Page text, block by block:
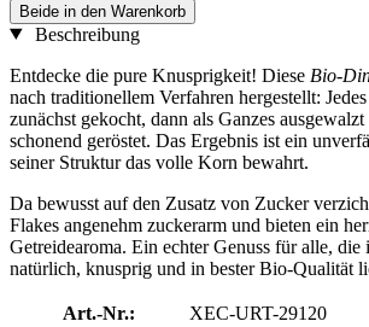
Beide in den Warenkorb
Beschreibung
Entdecke die pure Knusprigkeit! Diese Bio-
nach traditionellem Verfahren hergestellt:
zunächst gekocht, dann als Ganzes
schonend geröstet. Das Ergebnis ist ein
seiner Struktur das volle Korn bewahrt.
Da bewusst auf den Zusatz von Zucker
Flakes angenehm zuckerarm und bieten ein
Getreidearoma. Ein echter Genuss für alle, die
natürlich, knusprig und in bester Bio-Qualität
Art.-Nr.:
XEC-URT-29120